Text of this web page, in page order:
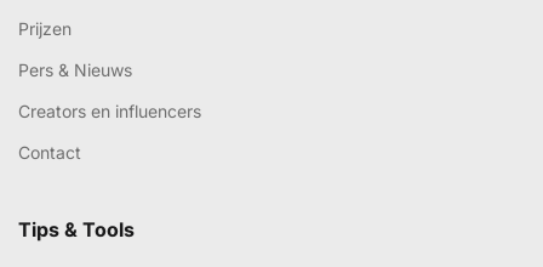
Prijzen
Pers & Nieuws
Creators en influencers
Contact
Tips & Tools